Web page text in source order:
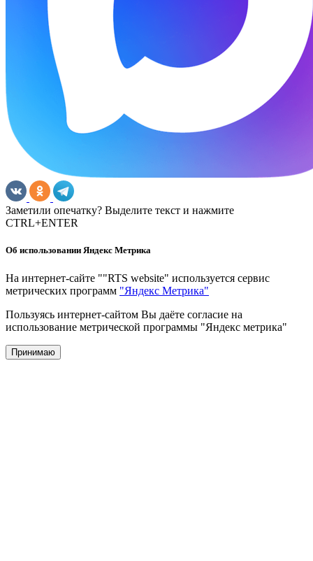
Заметили опечатку? Выделите текст и нажмите
CTRL+ENTER
Об использовании Яндекс Метрика
На интернет-сайте ""RTS website" используется сервис
метрических программ "Яндекс Метрика"
Пользуясь интернет-сайтом Вы даёте согласие на
использование метрической программы "Яндекс метрика"
Принимаю